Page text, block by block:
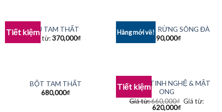
Tiết kiệmNỤ TAM THẤT
Giá từ:370,000₫
Hàng mới về!
MẬT ONG RỪNG SÔNG ĐÀ
590,000₫
BỘT TAM THẤT
680,000₫
Tiết kiệm
COMBO TINH NGHỆ & MẬT
ONG
Giá từ:660,000₫ Giá từ:
620,000₫